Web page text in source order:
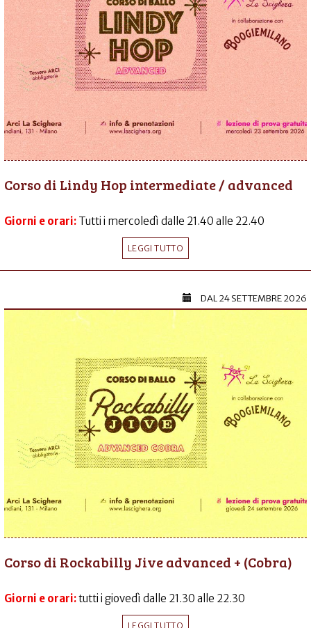
Corso di Lindy Hop intermediate / advanced
Giorni e orari: Tutti i mercoledì dalle 21.40 alle 22.40
LEGGI TUTTO
DAL24 SETTEMBRE 2026
Corso di Rockabilly Jive advanced + (Cobra)
Giorni e orari:tutti i giovedì dalle 21.30 alle 22.30
LEGGI TUTTO